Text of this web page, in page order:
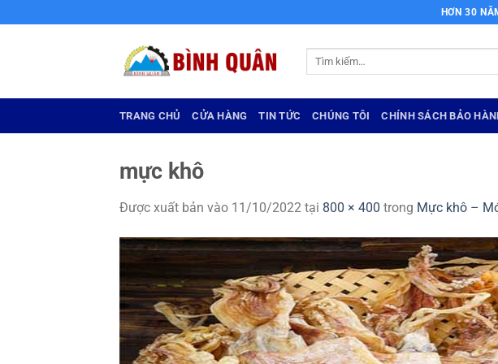
qua
HƠN 30
TRANG CHỦ CỬA HÀNG TIN TỨC CHÚNG TÔI CHÍNH SÁCH BẢO
mực khô
Được xuất bản vào 11/10/2022 tại 800 × 400 trong Mực khô –